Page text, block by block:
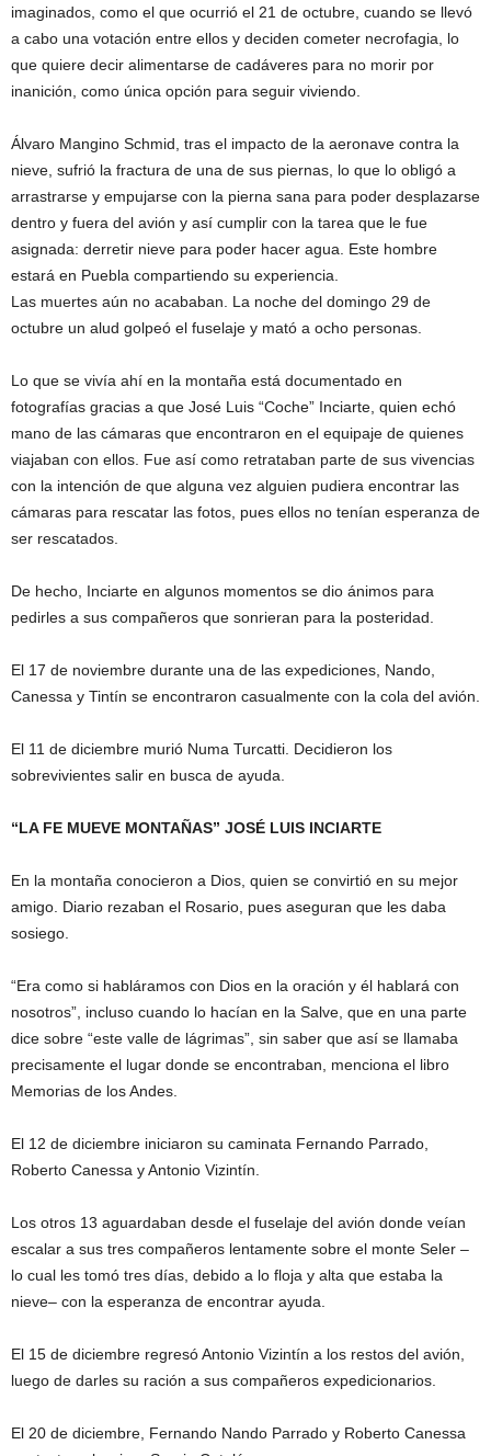
imaginados, como el que ocurrió el 21 de octubre, cuando se llevó
a cabo una votación entre ellos y deciden cometer necrofagia, lo
que quiere decir alimentarse de cadáveres para no morir por
inanición, como única opción para seguir viviendo.
Álvaro Mangino Schmid, tras el impacto de la aeronave contra la
nieve, sufrió la fractura de una de sus piernas, lo que lo obligó a
arrastrarse y empujarse con la pierna sana para poder desplazarse
dentro y fuera del avión y así cumplir con la tarea que le fue
asignada: derretir nieve para poder hacer agua. Este hombre
estará en Puebla compartiendo su experiencia.
Las muertes aún no acababan. La noche del domingo 29 de
octubre un alud golpeó el fuselaje y mató a ocho personas.
Lo que se vivía ahí en la montaña está documentado en
fotografías gracias a que José Luis “Coche” Inciarte, quien echó
mano de las cámaras que encontraron en el equipaje de quienes
viajaban con ellos. Fue así como retrataban parte de sus vivencias
con la intención de que alguna vez alguien pudiera encontrar las
cámaras para rescatar las fotos, pues ellos no tenían esperanza de
ser rescatados.
De hecho, Inciarte en algunos momentos se dio ánimos para
pedirles a sus compañeros que sonrieran para la posteridad.
El 17 de noviembre durante una de las expediciones, Nando,
Canessa y Tintín se encontraron casualmente con la cola del avión.
El 11 de diciembre murió Numa Turcatti. Decidieron los
sobrevivientes salir en busca de ayuda.
“LA FE MUEVE MONTAÑAS” JOSÉ LUIS INCIARTE
En la montaña conocieron a Dios, quien se convirtió en su mejor
amigo. Diario rezaban el Rosario, pues aseguran que les daba
sosiego.
“Era como si habláramos con Dios en la oración y él hablará con
nosotros”, incluso cuando lo hacían en la Salve, que en una parte
dice sobre “este valle de lágrimas”, sin saber que así se llamaba
precisamente el lugar donde se encontraban, menciona el libro
Memorias de los Andes.
El 12 de diciembre iniciaron su caminata Fernando Parrado,
Roberto Canessa y Antonio Vizintín.
Los otros 13 aguardaban desde el fuselaje del avión donde veían
escalar a sus tres compañeros lentamente sobre el monte Seler –
lo cual les tomó tres días, debido a lo floja y alta que estaba la
nieve– con la esperanza de encontrar ayuda.
El 15 de diciembre regresó Antonio Vizintín a los restos del avión,
luego de darles su ración a sus compañeros expedicionarios.
El 20 de diciembre, Fernando Nando Parrado y Roberto Canessa